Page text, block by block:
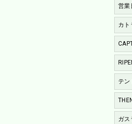
営業
カト
テン
ガス